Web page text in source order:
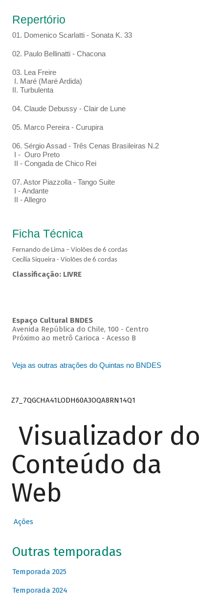
Repertório
01. Domenico Scarlatti - Sonata K. 33
02. Paulo Bellinatti - Chacona
03. Lea Freire
I. Maré (Maré Ardida)
II. Turbulenta
04. Claude Debussy - Clair de Lune
05. Marco Pereira - Curupira
06. Sérgio Assad - Três Cenas Brasileiras N.2
I - Ouro Preto
II - Congada de Chico Rei
07. Astor Piazzolla - Tango Suite
I - Andante
II - Allegro
Ficha Técnica
Fernando de Lima – Violões de 6 cordas
Cecília Siqueira - Violões de 6 cordas
Classificação: LIVRE
Espaço Cultural BNDES
Avenida República do Chile, 100 - Centro
Próximo ao metrô Carioca - Acesso B
Veja as outras atrações do Quintas no BNDES
Z7_7QGCHA41LODH60A3OQA8RN14Q1
Visualizador do
Conteúdo da
Web
Ações
Outras temporadas
Temporada 2025
Temporada 2024